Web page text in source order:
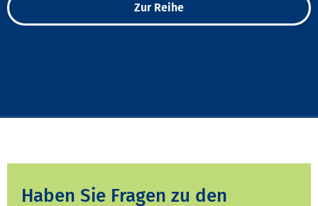
Zur Reihe
Haben Sie Fragen zu den